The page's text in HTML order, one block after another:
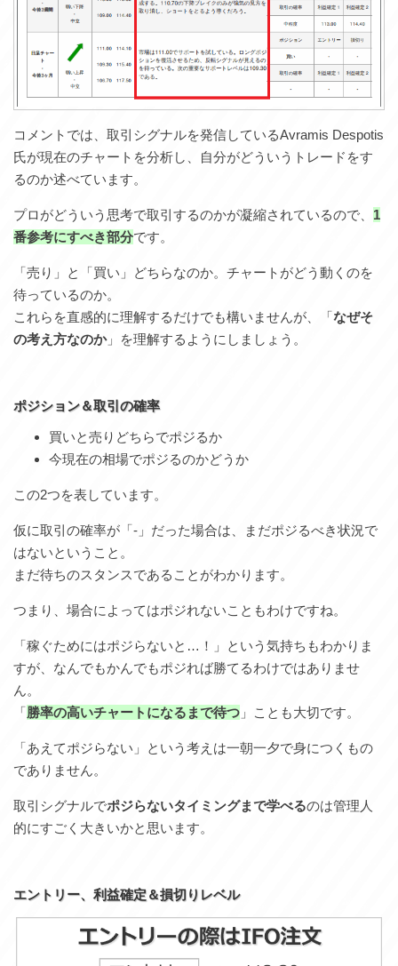
コメントでは、取引シグナルを発信しているAvramis Despotis
氏が現在のチャートを分析し、自分がどういうトレードをす
るのか述べています。
プロがどういう思考で取引するのかが凝縮されているので、 1
番参考にすべき部分です。
「売り」と「買い」どちらなのか。チャートがどう動くのを
待っているのか。
これらを直感的に理解するだけでも構いませんが、「なぜそ
の考え方なのか」を理解するようにしましょう。
ポジション＆取引の確率
買いと売りどちらでポジるか
今現在の相場でポジるのかどうか
この2つを表しています。
仮に取引の確率が「-」だった場合は、まだポジるべき状況で
はないということ。
まだ待ちのスタンスであることがわかります。
つまり、場合によってはポジれないこともわけですね。
「稼ぐためにはポジらないと…！」という気持ちもわかりま
すが、なんでもかんでもポジれば勝てるわけではありませ
ん。
「勝率の高いチャートになるまで待つ 」ことも大切です。
「あえてポジらない」という考えは一朝一夕で身につくもの
でありません。
取引シグナルでポジらないタイミングまで学べるのは管理人
的にすごく大きいかと思います。
エントリー、利益確定＆損切りレベル